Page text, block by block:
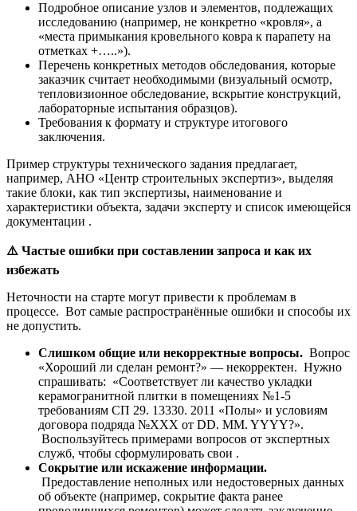
Подробное описание узлов и элементов, подлежащих
исследованию (например, не конкретно «кровля», а
«места примыкания кровельного ковра к парапету на
отметках +…..»).
Перечень конкретных методов обследования, которые
заказчик считает необходимыми (визуальный осмотр,
тепловизионное обследование, вскрытие конструкций,
лабораторные испытания образцов).
Требования к формату и структуре итогового
заключения.
Пример структуры технического задания предлагает,
например, АНО «Центр строительных экспертиз», выделяя
такие блоки, как тип экспертизы, наименование и
характеристики объекта, задачи эксперту и список имеющейся
документации .
⚠️ Частые ошибки при составлении запроса и как их
избежать
Неточности на старте могут привести к проблемам в
процессе. Вот самые распространённые ошибки и способы их
не допустить.
Слишком общие или некорректные вопросы. Вопрос
«Хороший ли сделан ремонт?» — некорректен. Нужно
спрашивать: «Соответствует ли качество укладки
керамогранитной плитки в помещениях №1-5
требованиям СП 29. 13330. 2011 «Полы» и условиям
договора подряда №XXX от DD. MM. YYYY?».
Воспользуйтесь примерами вопросов от экспертных
служб, чтобы сформулировать свои .
Сокрытие или искажение информации.
Предоставление неполных или недостоверных данных
об объекте (например, сокрытие факта ранее